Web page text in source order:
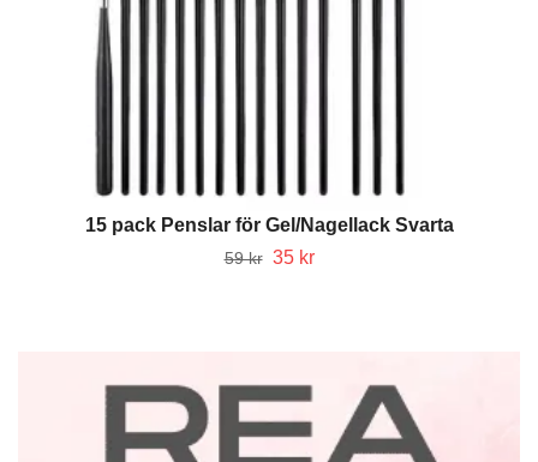
15 pack Penslar för Gel/Nagellack Svarta
59 kr 35 kr